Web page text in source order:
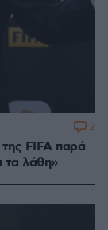
της FIFA παρά
τα λάθη»
2